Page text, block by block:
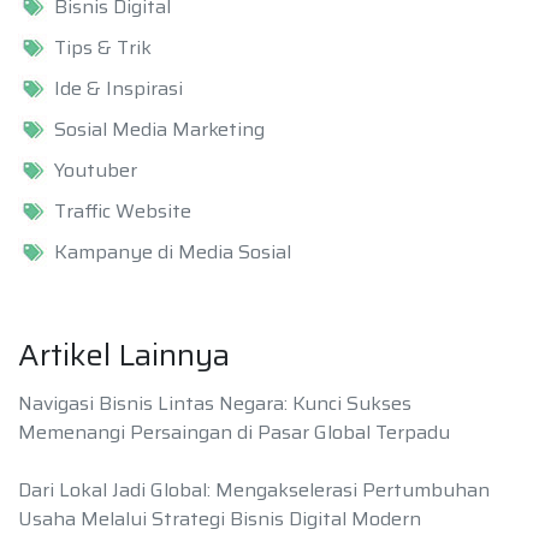
Bisnis Digital
Tips & Trik
Ide & Inspirasi
Sosial Media Marketing
Youtuber
Traffic Website
Kampanye di Media Sosial
Artikel Lainnya
Navigasi Bisnis Lintas Negara: Kunci Sukses
Memenangi Persaingan di Pasar Global Terpadu
Dari Lokal Jadi Global: Mengakselerasi Pertumbuhan
Usaha Melalui Strategi Bisnis Digital Modern